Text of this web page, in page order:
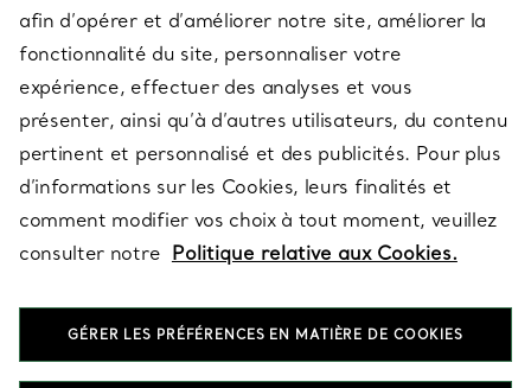
À PROPOS
QUESTIONS LÉGALES
SUIVEZ-NOUS
afin d’opérer et d’améliorer notre site, améliorer la
fonctionnalité du site, personnaliser votre
expérience, effectuer des analyses et vous
présenter, ainsi qu’à d’autres utilisateurs, du contenu
pertinent et personnalisé et des publicités. Pour plus
d’informations sur les Cookies, leurs finalités et
comment modifier vos choix à tout moment, veuillez
consulter notre Politique relative aux Cookies.
GÉRER LES PRÉFÉRENCES EN MATIÈRE DE COOKIES